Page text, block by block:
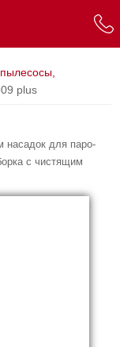
8-
plus
насадок для паро-
с чистящим